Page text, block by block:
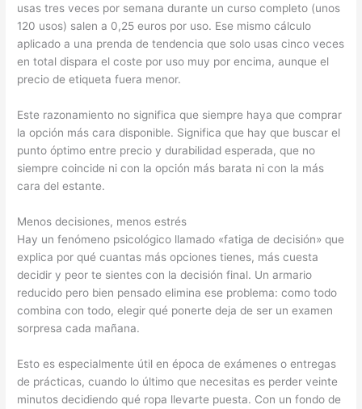
usas tres veces por semana durante un curso completo (unos
120 usos) salen a 0,25 euros por uso. Ese mismo cálculo
aplicado a una prenda de tendencia que solo usas cinco veces
en total dispara el coste por uso muy por encima, aunque el
precio de etiqueta fuera menor.
Este razonamiento no significa que siempre haya que comprar
la opción más cara disponible. Significa que hay que buscar el
punto óptimo entre precio y durabilidad esperada, que no
siempre coincide ni con la opción más barata ni con la más
cara del estante.
Menos decisiones, menos estrés
Hay un fenómeno psicológico llamado «fatiga de decisión» que
explica por qué cuantas más opciones tienes, más cuesta
decidir y peor te sientes con la decisión final. Un armario
reducido pero bien pensado elimina ese problema: como todo
combina con todo, elegir qué ponerte deja de ser un examen
sorpresa cada mañana.
Esto es especialmente útil en época de exámenes o entregas
de prácticas, cuando lo último que necesitas es perder veinte
minutos decidiendo qué ropa llevarte puesta. Con un fondo de